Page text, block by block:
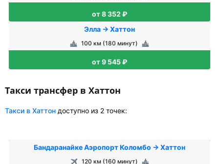
от 8 352 ₽
Элла → Хаттон
100 км (180 минут)
от 9 545 ₽
Такси трансфер в Хаттон
Такси в Хаттон доступно из 2 точек:
Бандаранайке Аэропорт Коломбо → Хаттон
120 км (160 минут)